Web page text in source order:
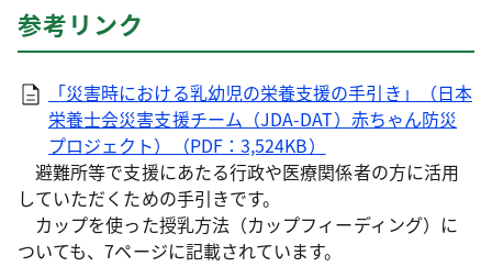
参考リンク
「災害時における乳幼児の栄養支援の手引き」（日本
栄養士会災害支援チーム（JDA-DAT）赤ちゃん防災
プロジェクト）（PDF：3,524KB）
避難所等で支援にあたる行政や医療関係者の方に活用
していただくための手引きです。
カップを使った授乳方法（カップフィーディング）に
ついても、7ページに記載されています。